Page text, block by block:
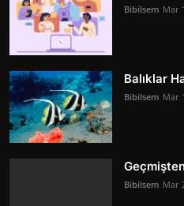
Bibilsem Mar
Balıklar
Bibilsem Mar
Bibilsem Mar